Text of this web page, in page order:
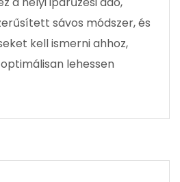
sávos módszer, és
kell ismerni ahhoz,
lehessen